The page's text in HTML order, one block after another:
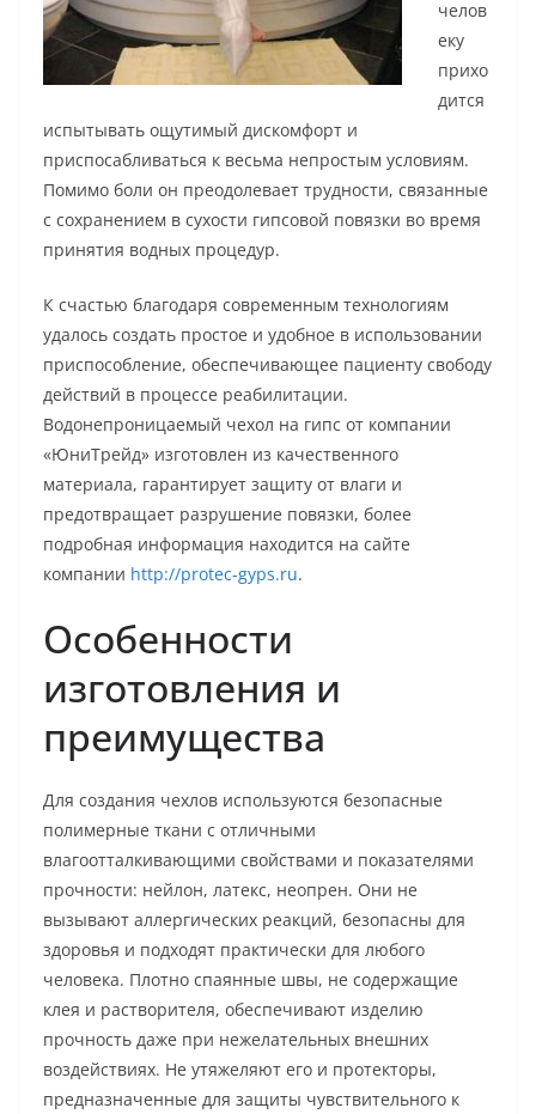
челов
еку
прихо
дится
испытывать ощутимый дискомфорт и
приспосабливаться к весьма непростым условиям.
Помимо боли он преодолевает трудности, связанные
с сохранением в сухости гипсовой повязки во время
принятия водных процедур.
К счастью благодаря современным технологиям
удалось создать простое и удобное в использовании
приспособление, обеспечивающее пациенту свободу
действий в процессе реабилитации.
Водонепроницаемый чехол на гипс от компании
«ЮниТрейд» изготовлен из качественного
материала, гарантирует защиту от влаги и
предотвращает разрушение повязки, более
подробная информация находится на сайте
компании http://protec-gyps.ru.
Особенности
изготовления и
преимущества
Для создания чехлов используются безопасные
полимерные ткани с отличными
влагоотталкивающими свойствами и показателями
прочности: нейлон, латекс, неопрен. Они не
вызывают аллергических реакций, безопасны для
здоровья и подходят практически для любого
человека. Плотно спаянные швы, не содержащие
клея и растворителя, обеспечивают изделию
прочность даже при нежелательных внешних
воздействиях. Не утяжеляют его и протекторы,
предназначенные для защиты чувствительного к